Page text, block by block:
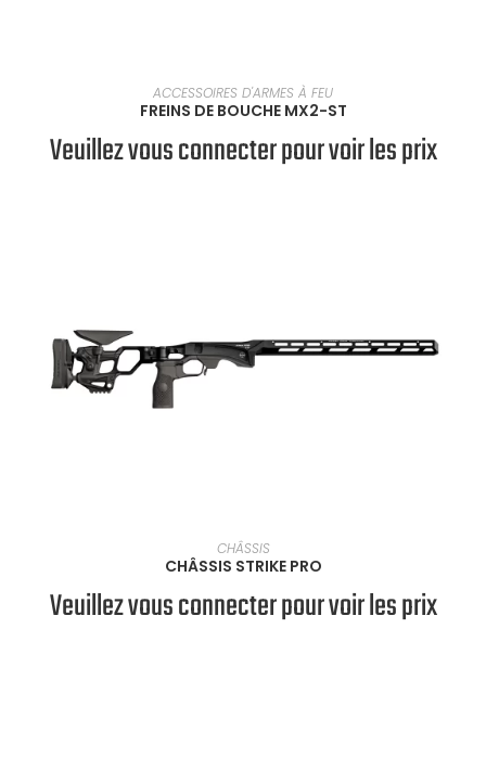
SÉLECTIONNER UNE OPTION
ACCESSOIRES D'ARMES À FEU
FREINS DE BOUCHE MX2-ST
Veuillez vous connecter pour voir les prix
SÉLECTIONNER UNE OPTION
CHÂSSIS
CHÂSSIS STRIKE PRO
Veuillez vous connecter pour voir les prix